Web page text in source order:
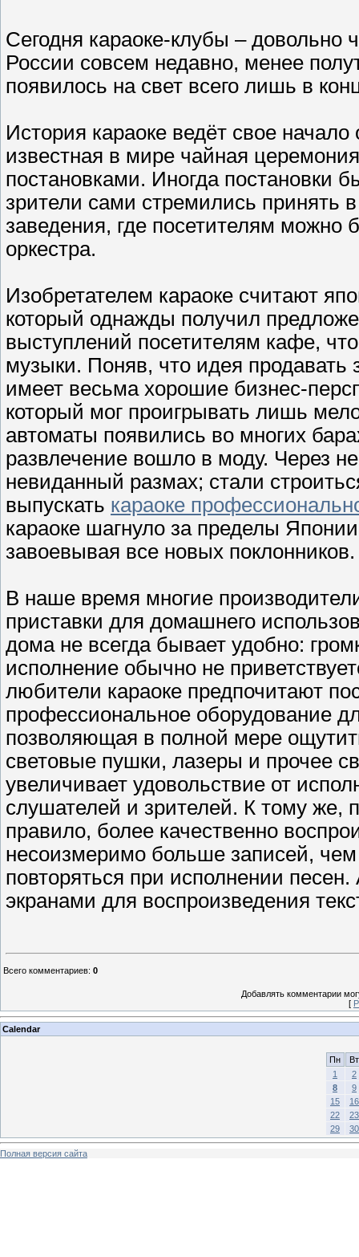
Сегодня караоке-клубы – довольно
России совсем недавно, менее
появилось на свет всего лишь в
История караоке ведёт свое
известная в мире чайная
постановками. Иногда постановки
зрители сами стремились принять
заведения, где посетителям можно
оркестра.
Изобретателем караоке считают
который однажды получил
выступлений посетителям кафе,
музыки. Поняв, что идея продавать
имеет весьма хорошие бизнес-
который мог проигрывать лишь
автоматы появились во многих
развлечение вошло в моду. Через
невиданный размах; стали
выпускать караоке
караоке шагнуло за пределы
завоевывая все новых
В наше время многие
приставки для домашнего
дома не всегда бывает удобно:
исполнение обычно не
любители караоке предпочитают
профессиональное оборудование
позволяющая в полной мере
световые пушки, лазеры и прочее
увеличивает удовольствие от
слушателей и зрителей. К тому же,
правило, более качественно
несоизмеримо больше записей, чем
повторяться при исполнении
экранами для воспроизведения
Всего комментариев: 0
Добавлять комментарии
[
Calendar
Пн
Вт
1
2
8
9
15
16
22
23
29
30
Полная версия сайта